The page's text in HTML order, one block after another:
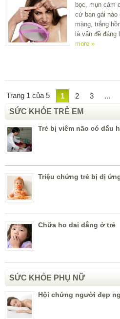
bọc, mụn cám
cứ bạn gái
màng, trắng
là vấn đề
more »
Trang 1 của 5 1 2 3 ...
SỨC KHỎE TRẺ EM
Trẻ bị viêm não có dấu
Triệu chứng trẻ bị dị
Chữa ho dai dẳng ở trẻ
SỨC KHỎE PHỤ NỮ
Hội chứng người đẹp